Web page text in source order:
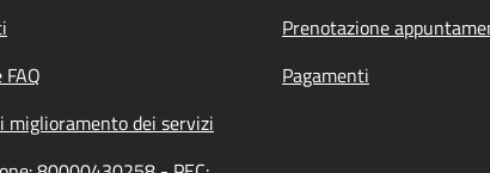
Prenotazione
Pagamenti
miglioramento dei servizi